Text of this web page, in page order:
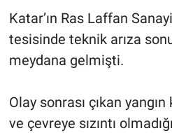
Katar’ın Ras Laffan
tesisinde teknik arıza
meydana gelmişti.
Olay sonrası çıkan
ve çevreye sızıntı